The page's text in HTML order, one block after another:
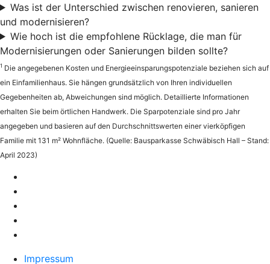
Was ist der Unterschied zwischen renovieren, sanieren
und modernisieren?
Wie hoch ist die empfohlene Rücklage, die man für
Modernisierungen oder Sanierungen bilden sollte?
1 Die angegebenen Kosten und Energieeinsparungspotenziale beziehen sich auf
ein Einfamilienhaus. Sie hängen grundsätzlich von Ihren individuellen
Gegebenheiten ab, Abweichungen sind möglich. Detaillierte Informationen
erhalten Sie beim örtlichen Handwerk. Die Sparpotenziale sind pro Jahr
angegeben und basieren auf den Durchschnittswerten einer vierköpfigen
Familie mit 131 m² Wohnfläche. (Quelle: Bausparkasse Schwäbisch Hall – Stand:
April 2023)
Impressum